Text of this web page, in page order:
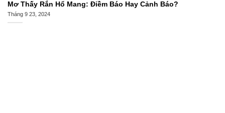
Mơ Thấy Rắn Hổ Mang: Điềm Báo Hay Cảnh Báo?
Tháng 9 23, 2024